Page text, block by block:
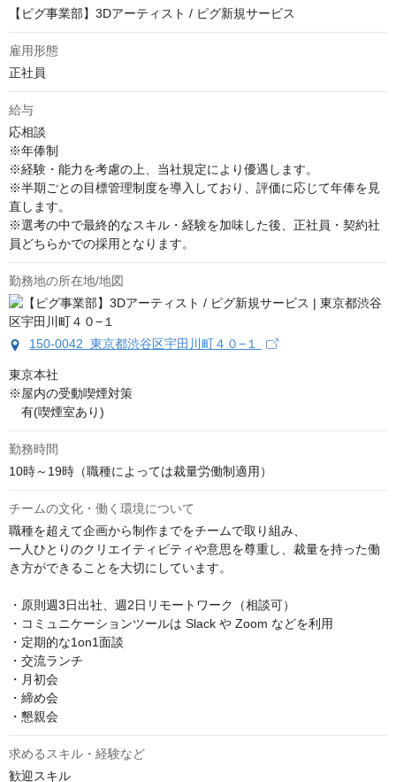
【ピグ事業部】3Dアーティスト / ピグ新規サービス
雇用形態
正社員
給与
応相談
※年俸制
※経験・能力を考慮の上、当社規定により優遇します。
※半期ごとの目標管理制度を導入しており、評価に応じて年俸を見
直します。
※選考の中で最終的なスキル・経験を加味した後、正社員・契約社
員どちらかでの採用となります。
勤務地の所在地/地図
150-0042 東京都渋谷区宇田川町４０−１
東京本社
※屋内の受動喫煙対策
有(喫煙室あり)
勤務時間
10時～19時（職種によっては裁量労働制適用）
チームの文化・働く環境について
職種を超えて企画から制作までをチームで取り組み、
一人ひとりのクリエイティビティや意思を尊重し、裁量を持った働
き方ができることを大切にしています。
・原則週3日出社、週2日リモートワーク（相談可）
・コミュニケーションツールは Slack や Zoom などを利用
・定期的な1on1面談
・交流ランチ
・月初会
・締め会
・懇親会
求めるスキル・経験など
歓迎スキル